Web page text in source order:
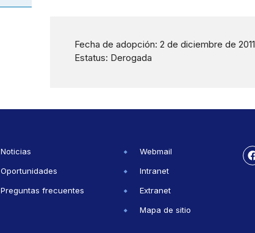
Fecha de adopción: 2 de diciembre de 2011
Estatus: Derogada
Noticias
Oportunidades
Preguntas frecuentes
Webmail
Intranet
Extranet
Mapa de sitio